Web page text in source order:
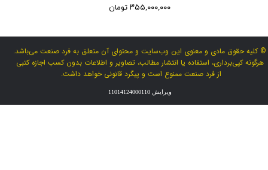
۳۵۵,۰۰۰,۰۰۰ تومان
© کلیه حقوق مادی و معنوی این وب‌سایت و محتوای آن متعلق به فرد صنعت می‌باشد.
هرگونه کپی‌برداری، استفاده یا انتشار مطالب، تصاویر و اطلاعات بدون کسب اجازه کتبی
از فرد صنعت ممنوع است و پیگرد قانونی خواهد داشت.
ویرایش 11014124000110